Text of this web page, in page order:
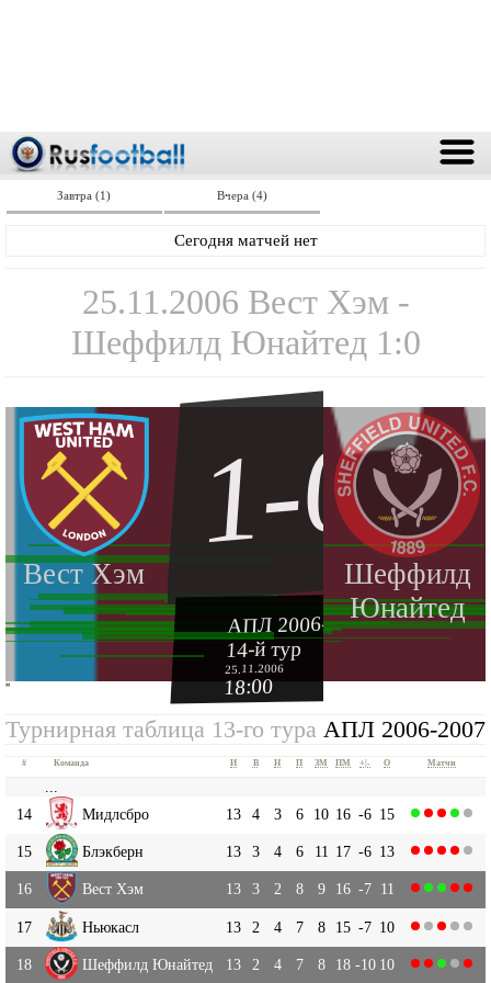
Завтра (1) Вчера (4)
Сегодня матчей нет
25.11.2006 Вест Хэм -
Шеффилд Юнайтед 1:0
Вест Хэм
Шеффилд
Юнайтед
1-0
АПЛ 2006-2007
14-й тур
25.11.2006
18:00
''
Турнирная таблица 13-го тура АПЛ 2006-2007
# Команда И В Н П ЗМ ПМ +|- О Матчи
14
Мидлсбро 13 4 3 6 10 16 -6 15
15 Блэкберн 13 3 4 6 11 17 -6 13
16 Вест Хэм 13 3 2 8 9 16 -7 11
17 Ньюкасл 13 2 4 7 8 15 -7 10
18 Шеффилд Юнайтед 13 2 4 7 8 18 -10 10